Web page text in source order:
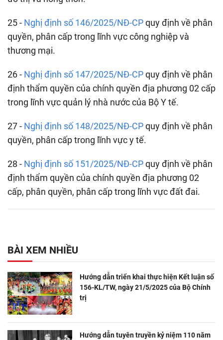
25 - Nghị định số 146/2025/NĐ-CPquy định về phân
quyền, phân cấp trong lĩnh vực công nghiệp và
thương mại.
26 - Nghị định số 147/2025/NĐ-CPquy định về phân
định thẩm quyền của chính quyền địa phương 02 cấp
trong lĩnh vực quản lý nhà nước của Bộ Y tế.
27 - Nghị định số 148/2025/NĐ-CPquy định về phân
quyền, phân cấp trong lĩnh vực y tế.
28 - Nghị định số 151/2025/NĐ-CPquy định về phân
định thẩm quyền của chính quyền địa phương 02
cấp, phân quyền, phân cấp trong lĩnh vực đất đai.
BÀI XEM NHIỀU
Hướng dẫn triển khai thực hiện Kết luận số
156-KL/TW, ngày 21/5/2025 của Bộ Chính
trị
Hướng dẫn tuyên truyền kỷ niệm 110 năm